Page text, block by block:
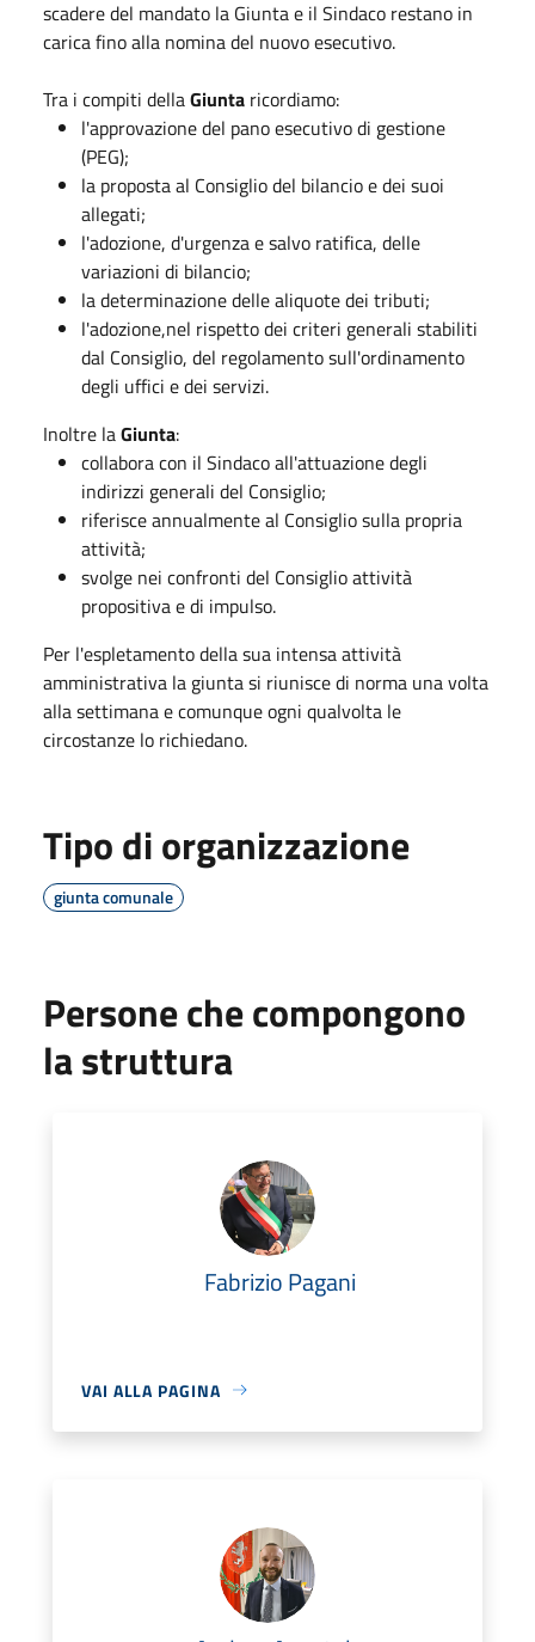
scadere del mandato la Giunta e il Sindaco restano in
carica fino alla nomina del nuovo esecutivo.
Tra i compiti dellaGiunta ricordiamo:
l'approvazione del pano esecutivo di gestione
(PEG);
la proposta al Consiglio del bilancio e dei suoi
allegati;
l'adozione, d'urgenza e salvo ratifica, delle
variazioni di bilancio;
la determinazione delle aliquote dei tributi;
l'adozione,nel rispetto dei criteri generali stabiliti
dal Consiglio, del regolamento sull'ordinamento
degli uffici e dei servizi.
Inoltre laGiunta:
collabora con il Sindaco all'attuazione degli
indirizzi generali del Consiglio;
riferisce annualmente al Consiglio sulla propria
attività;
svolge nei confronti del Consiglio attività
propositiva e di impulso.
Per l'espletamento della sua intensa attività
amministrativa la giunta si riunisce di norma una volta
alla settimana e comunque ogni qualvolta le
circostanze lo richiedano.
Tipo di organizzazione
giunta comunale
Persone che compongono
la struttura
Fabrizio Pagani
VAI ALLA PAGINA